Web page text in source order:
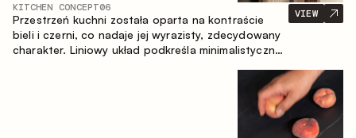
KITCHEN CONCEPT06
Przestrzeń kuchni została oparta na kontraście
bieli i czerni, co nadaje jej wyrazisty, zdecydowany
charakter. Liniowy układ podkreśla minimalistyczny i
VIEW